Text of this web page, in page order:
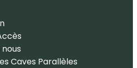
Caves Parallèles